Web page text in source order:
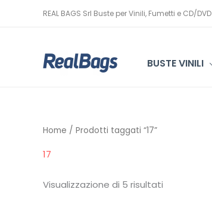
REAL BAGS Srl Buste per Vinili, Fumetti e CD/DVD
BUSTE VINILI
Home / Prodotti taggati “17”
17
Visualizzazione di 5 risultati